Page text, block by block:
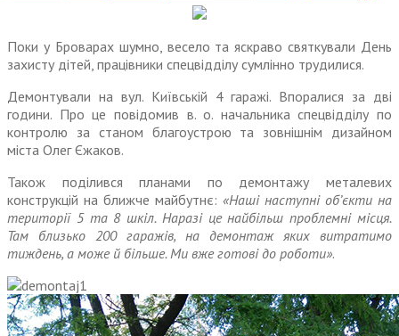
Поки у Броварах шумно, весело та яскраво святкували День
захисту дітей, працівники спецвідділу сумлінно трудилися.
Демонтували на вул. Київській 4 гаражі. Впоралися за дві
години. Про це повідомив в. о. начальника спецвідділу по
контролю за станом благоустрою та зовнішнім дизайном
міста Олег Єжаков.
Також поділився планами по демонтажу металевих
конструкцій на ближче майбутнє: «Наші наступні об’єкти на
території 5 та 8 шкіл. Наразі це найбільш проблемні місця.
Там близько 200 гаражів, на демонтаж яких витратимо
тиждень, а може й більше. Ми вже готові до роботи».